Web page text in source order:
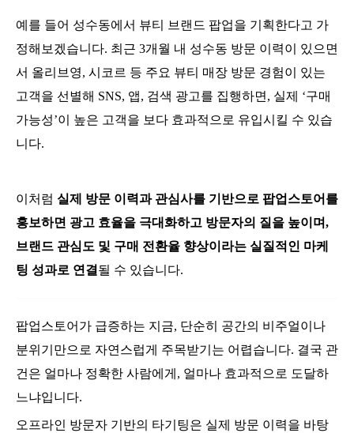
예를 들어 성수동에서 뷰티 브랜드 팝업을 기획한다고 가
정해보겠습니다. 최근 3개월 내 성수동 방문 이력이 있으면
서 올리브영, 시코르 등 주요 뷰티 매장 방문 경험이 있는
고객을 선별해 SNS, 앱, 검색 광고를 집행하면, 실제 ‘구매
가능성’이 높은 고객을 보다 효과적으로 유입시킬 수 있습
니다.
이처럼 실제 방문 이력과 관심사를 기반으로 팝업스토어를
홍보하면 광고 효율을 극대화하고 방문자의 질을 높이며,
브랜드 관심도 및 구매 전환율 향상이라는 실질적인 마케
팅 성과로 연결 될 수 있습니다.
팝업스토어가 급증하는 지금, 단순히 공간의 비주얼이나
분위기만으로 자연스럽게 주목받기는 어렵습니다. 결국 관
건은 얼마나 정확한 사람에게, 얼마나 효과적으로 도달하
느냐입니다.
오프라인 방문자 기반의 타기팅은 실제 방문 이력을 바탕